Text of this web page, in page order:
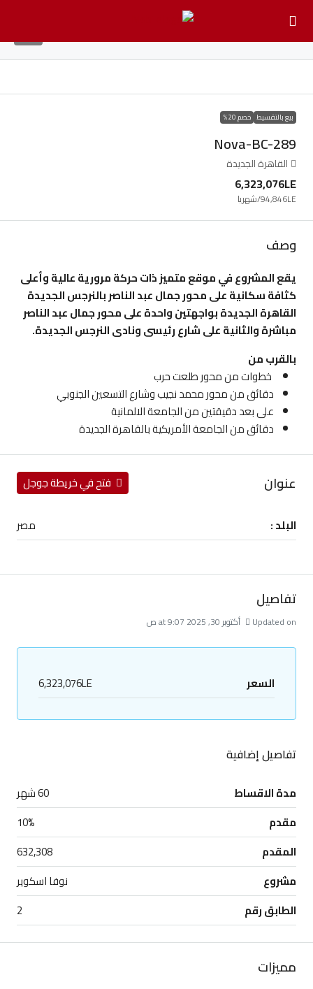
بيع بالتقسيط خصم 20%
Nova-BC-289
القاهرة الجديدة
6,323,076LE
94,846LE/شهريا
وصف
يقع المشروع في موقع متميز ذات حركة مرورية عالية وأعلى
كثافة سكانية على محور جمال عبد الناصر بالنرجس الجديدة
القاهرة الجديدة بواجهتين واحدة على محور جمال عبد الناصر
مباشرة والثانية على شارع رئيسى ونادى النرجس الجديدة.
بالقرب من
خطوات من محور طلعت حرب
دقائق من محور محمد نجيب وشارع التسعين الجنوبي
على بعد دقيقتين من الجامعة الالمانية
دقائق من الجامعة الأمريكية بالقاهرة الجديدة
عنوان فتح في خريطة جوجل
البلد : مصر
تفاصيل
Updated on أكتوبر 30, 2025 at 9:07 ص
السعر 6,323,076LE
تفاصيل إضافية
مدة الاقساط
60 شهر
مقدم
10%
المقدم
632,308
مشروع
نوفا اسكوير
الطابق رقم
2
مميزات